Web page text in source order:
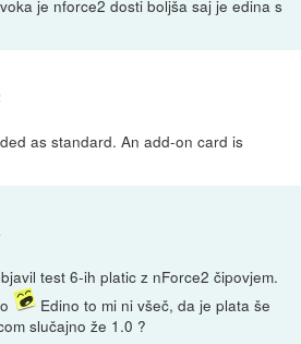
je nforce2 dosti boljša saj je edina s
as standard. An add-on card is
test 6-ih platic z nForce2 čipovjem.
Edino to mi ni všeč, da je plata še
slučajno že 1.0 ?